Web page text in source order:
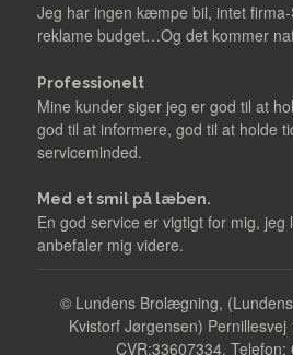
Jeg har ingen kæmpe bil, intet
reklame budget…Og det kommer
Professionelt
Mine kunder siger jeg er god til at
god til at informere, god til at holde
serviceminded.
Med et smil på læben.
En god service er vigtigt for mig,
anbefaler mig videre.
© Lundens Brolægning,
Kvistorf Jørgensen)
CVR:33607334, Telefon: